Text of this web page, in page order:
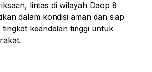
lintas di wilayah Daop 8
dalam kondisi aman dan siap
keandalan tinggi untuk